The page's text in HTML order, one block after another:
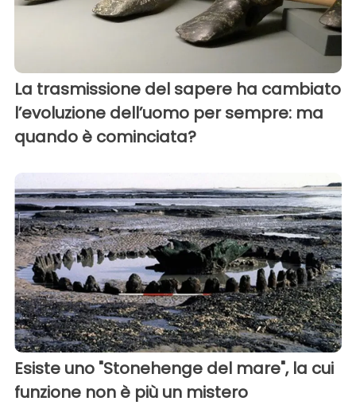
La trasmissione del sapere ha cambiato
l’evoluzione dell’uomo per sempre: ma
quando è cominciata?
Esiste uno "Stonehenge del mare", la cui
funzione non è più un mistero